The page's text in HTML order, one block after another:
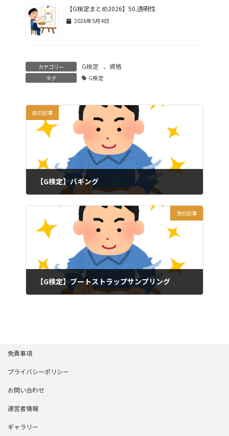
【G検定まとめ2026】50.透明性
2026年5月4日
カテゴリー G検定 、資格
タグ G検定
前の記事
【G検定】バギング
次の記事
【G検定】ブートストラップサンプリング
免責事項
プライバシーポリシー
お問い合わせ
運営者情報
ギャラリー